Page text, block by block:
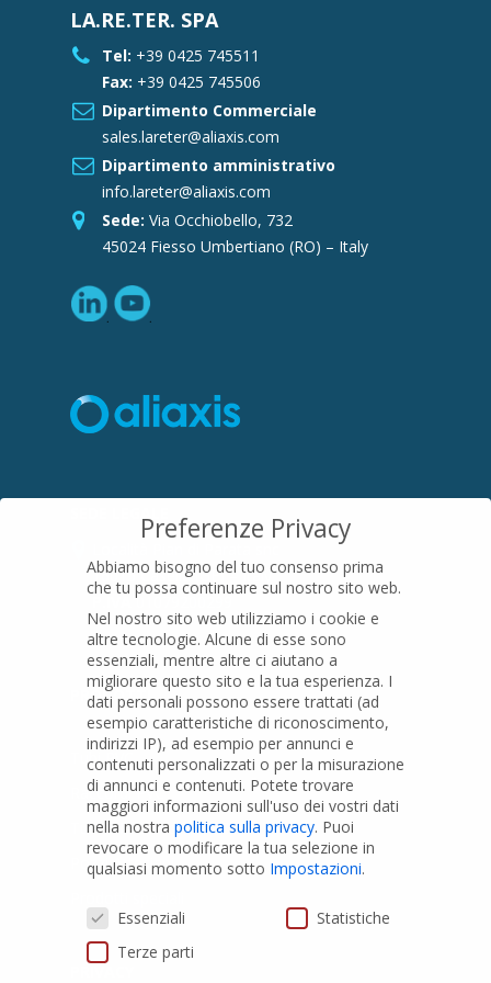
LA.RE.TER. SPA
Tel: +39 0425 745511
Fax: +39 0425 745506
Dipartimento Commerciale
sales.lareter@aliaxis.com
Dipartimento amministrativo
info.lareter@aliaxis.com
Sede: Via Occhiobello, 732
45024 Fiesso Umbertiano (RO) – Italy
16015 Casella (GE) – Italy
01079200299
PRODOTTI
Tubi PVC
Raccordi PVC
Tubi e Raccordi in PVC-A
Pozzi Artesiani
Preferenze Privacy
Abbiamo bisogno del tuo consenso prima
che tu possa continuare sul nostro sito web.
Nel nostro sito web utilizziamo i cookie e
altre tecnologie. Alcune di esse sono
essenziali, mentre altre ci aiutano a
migliorare questo sito e la tua esperienza. I
dati personali possono essere trattati (ad
esempio caratteristiche di riconoscimento,
indirizzi IP), ad esempio per annunci e
contenuti personalizzati o per la misurazione
di annunci e contenuti. Potete trovare
maggiori informazioni sull'uso dei vostri dati
nella nostra politica sulla privacy. Puoi
revocare o modificare la tua selezione in
qualsiasi momento sotto Impostazioni.
Preferenze Privacy
Essenziali
Statistiche
Terze parti